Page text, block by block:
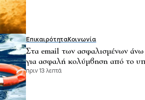
ΕπικαιρότηταΚοινωνία
Στα email των ασφαλισμένων άνω
για ασφαλή κολύμβηση από το
πριν 13 λεπτά